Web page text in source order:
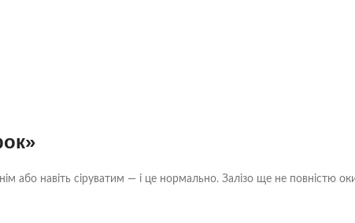
або навіть сіруватим — і це нормально. Залізо ще не повністю